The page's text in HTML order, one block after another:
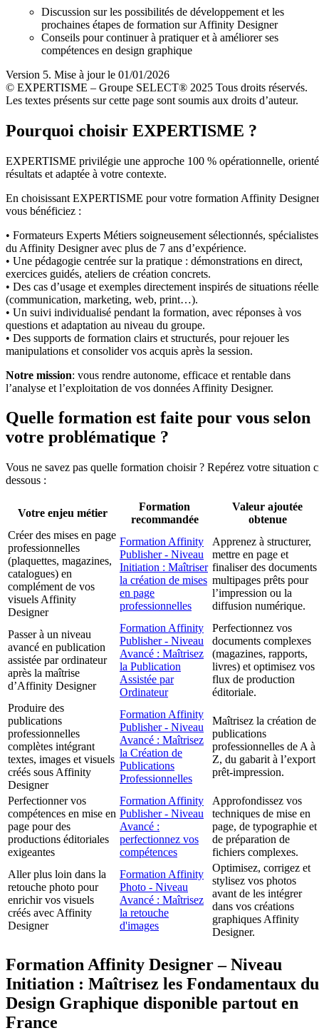
Discussion sur les possibilités de développement et les
prochaines étapes de formation sur Affinity Designer
Conseils pour continuer à pratiquer et à améliorer ses
compétences en design graphique
Version 5. Mise à jour le 01/01/2026
© EXPERTISME – Groupe SELECT® 2025 Tous droits réservés.
Les textes présents sur cette page sont soumis aux droits d’auteur.
Pourquoi choisir EXPERTISME ?
EXPERTISME privilégie une approche 100 % opérationnelle,
résultats et adaptée à votre contexte.
En choisissant EXPERTISME pour votre formation Affinity
vous bénéficiez :
• Formateurs Experts Métiers soigneusement sélectionnés, spécialistes
du Affinity Designer avec plus de 7 ans d’expérience.
• Une pédagogie centrée sur la pratique : démonstrations en direct,
exercices guidés, ateliers de création concrets.
• Des cas d’usage et exemples directement inspirés de situations
(communication, marketing, web, print…).
• Un suivi individualisé pendant la formation, avec réponses à vos
questions et adaptation au niveau du groupe.
• Des supports de formation clairs et structurés, pour rejouer les
manipulations et consolider vos acquis après la session.
Notre mission: vous rendre autonome, efficace et rentable dans
l’analyse et l’exploitation de vos données Affinity Designer.
Quelle formation est faite pour vous selon
votre problématique ?
Vous ne savez pas quelle formation choisir ? Repérez votre situation
dessous :
Votre enjeu métier
Formation
recommandée
Valeur ajoutée
obtenue
Créer des mises en page
professionnelles
(plaquettes, magazines,
catalogues) en
complément de vos
visuels Affinity
Designer
Formation Affinity
Publisher - Niveau
Initiation : Maîtriser
la création de mises
en page
professionnelles
Apprenez à structurer,
mettre en page et
finaliser des documents
multipages prêts pour
l’impression ou la
diffusion numérique.
Passer à un niveau
avancé en publication
assistée par ordinateur
après la maîtrise
d’Affinity Designer
Formation Affinity
Publisher - Niveau
Avancé : Maîtrisez
la Publication
Assistée par
Ordinateur
Perfectionnez vos
documents complexes
(magazines, rapports,
livres) et optimisez vos
flux de production
éditoriale.
Produire des
publications
professionnelles
complètes intégrant
textes, images et visuels
créés sous Affinity
Designer
Formation Affinity
Publisher - Niveau
Avancé : Maîtrisez
la Création de
Publications
Professionnelles
Maîtrisez la création de
publications
professionnelles de A à
Z, du gabarit à l’export
prêt-impression.
Perfectionner vos
compétences en mise en
page pour des
productions éditoriales
exigeantes
Formation Affinity
Publisher - Niveau
Avancé :
perfectionnez vos
compétences
Approfondissez vos
techniques de mise en
page, de typographie et
de préparation de
fichiers complexes.
Aller plus loin dans la
retouche photo pour
enrichir vos visuels
créés avec Affinity
Designer
Formation Affinity
Photo - Niveau
Avancé : Maîtrisez
la retouche
d'images
Optimisez, corrigez et
stylisez vos photos
avant de les intégrer
dans vos créations
graphiques Affinity
Designer.
Formation Affinity Designer – Niveau
Initiation : Maîtrisez les Fondamentaux du
Design Graphique disponible partout en
France